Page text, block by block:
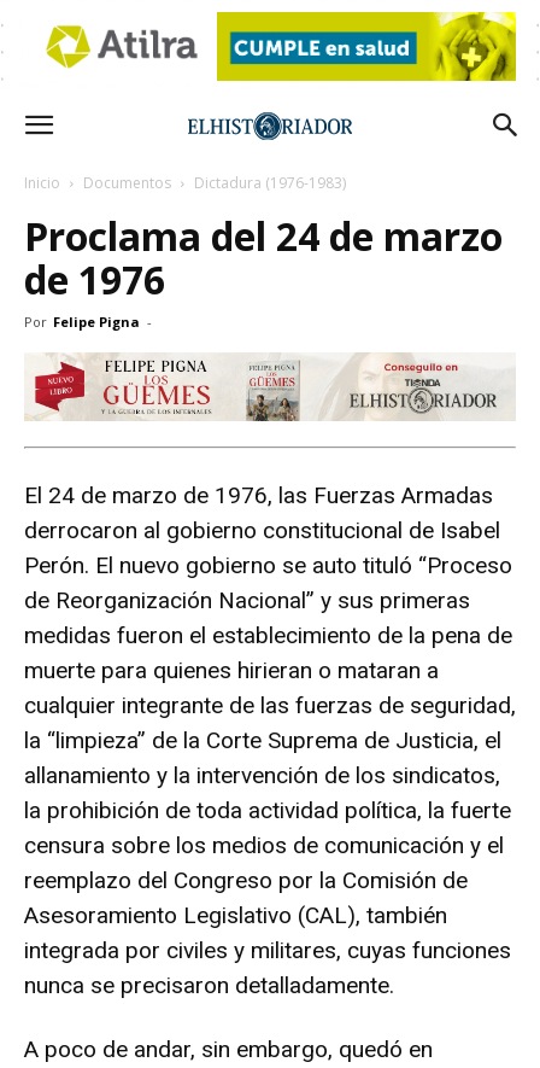
Inicio Documentos Dictadura (1976-1983)
Proclama del 24 de marzo
de 1976
Por Felipe Pigna -
El 24 de marzo de 1976, las Fuerzas Armadas
derrocaron al gobierno constitucional de Isabel
Perón. El nuevo gobierno se auto tituló “Proceso
de Reorganización Nacional” y sus primeras
medidas fueron el establecimiento de la pena de
muerte para quienes hirieran o mataran a
cualquier integrante de las fuerzas de seguridad,
la “limpieza” de la Corte Suprema de Justicia, el
allanamiento y la intervención de los sindicatos,
la prohibición de toda actividad política, la fuerte
censura sobre los medios de comunicación y el
reemplazo del Congreso por la Comisión de
Asesoramiento Legislativo (CAL), también
integrada por civiles y militares, cuyas funciones
nunca se precisaron detalladamente.
A poco de andar, sin embargo, quedó en